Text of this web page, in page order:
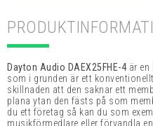
Dayton Audio DAEX25FHE-4 är en
som i grunden är ett
skillnaden att den saknar ett
plana ytan den fästs på som
du ett företag så kan du som
musikförmedlare eller förvandla